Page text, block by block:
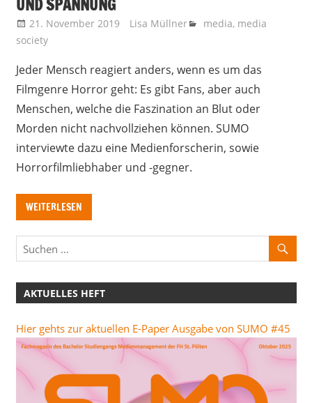
UND SPANNUNG
21. November 2019 Lisa Müllner media, media
society
Jeder Mensch reagiert anders, wenn es um das
Filmgenre Horror geht: Es gibt Fans, aber auch
Menschen, welche die Faszination an Blut oder
Morden nicht nachvollziehen können. SUMO
interviewte dazu eine Medienforscherin, sowie
Horrorfilmliebhaber und -gegner.
WEITERLESEN
AKTUELLES HEFT
Hier gehts zur aktuellen E-Paper Ausgabe von SUMO #45